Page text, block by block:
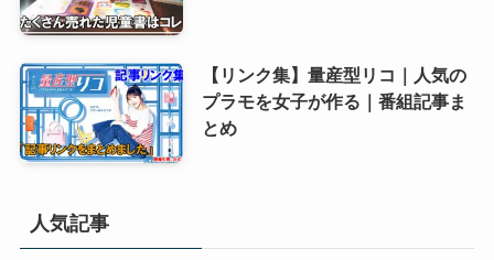
【リンク集】量産型リコ｜人気の
プラモを女子が作る｜番組記事ま
とめ
人気記事